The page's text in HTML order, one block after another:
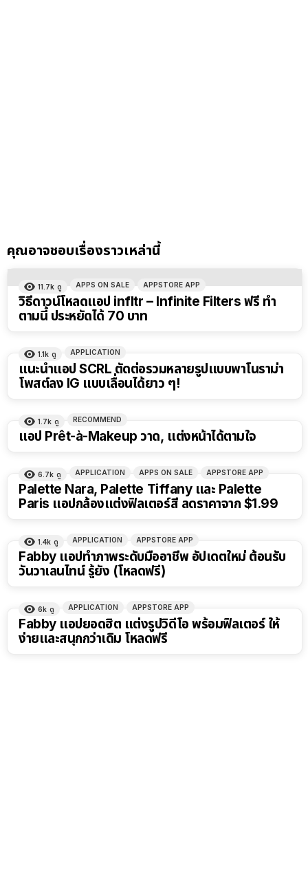
คุณอาจชอบเรื่องราวเหล่านี้
11.7k ดู APPS ON SALE APPSTORE APP
วิธีดาวน์โหลดแอป infltr – Infinite Filters ฟรี ทำ
ตามนี้ ประหยัดได้ 70 บาท
1.1k ดู APPLICATION
แนะนำแอป SCRL ตัดต่อรวมหลายรูปแบบพาโนราม่า
โพสต์ลง IG แบบเลื่อนได้ยาว ๆ!
1.7k ดู RECOMMEND
แอป Prêt-à-Makeup วาด, แต่งหน้าได้ตามใจ
6.7k ดู APPLICATION APPS ON SALE APPSTORE APP
Palette Nara, Palette Tiffany และ Palette
Paris แอปกล้องแต่งฟิลเตอร์สี ลดราคาจาก $1.99
1.4k ดู APPLICATION APPSTORE APP
Fabby แอปทำภาพระดับมืออาชีพ อัปเดตใหม่ ต้อนรับ
วันวาเลนไทน์ รู้ยัง (โหลดฟรี)
6k ดู APPLICATION APPSTORE APP
Fabby แอปยอดฮิต แต่งรูปวิดีโอ พร้อมฟิลเตอร์ ให้
ง่ายและสนุกกว่าเดิม โหลดฟรี